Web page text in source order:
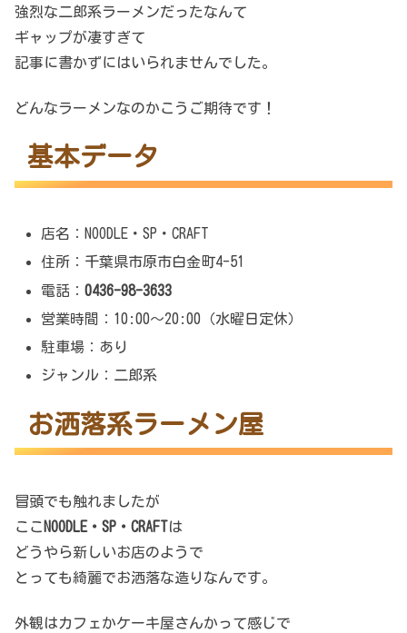
強烈な二郎系ラーメンだったなんて
ギャップが凄すぎて
記事に書かずにはいられませんでした。
どんなラーメンなのかこうご期待です！
基本データ
店名：NOODLE・SP・CRAFT
住所：千葉県市原市白金町4-51
電話：0436-98-3633
営業時間：10:00〜20:00（水曜日定休）
駐車場：あり
ジャンル：二郎系
お洒落系ラーメン屋
冒頭でも触れましたが
ここ NOODLE・SP・CRAFTは
どうやら新しいお店のようで
とっても綺麗でお洒落な造りなんです。
外観はカフェかケーキ屋さんかって感じで